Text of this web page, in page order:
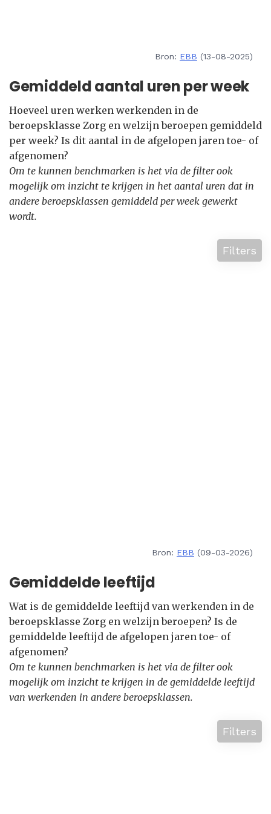
Bron: EBB (13-08-2025)
Gemiddeld aantal uren per week
Hoeveel uren werken werkenden in de
beroepsklasse Zorg en welzijn beroepen gemiddeld
per week? Is dit aantal in de afgelopen jaren toe- of
afgenomen?
Om te kunnen benchmarken is het via de filter ook
mogelijk om inzicht te krijgen in het aantal uren dat in
andere beroepsklassen gemiddeld per week gewerkt
wordt.
Filters
Bron: EBB (09-03-2026)
Gemiddelde leeftijd
Wat is de gemiddelde leeftijd van werkenden in de
beroepsklasse Zorg en welzijn beroepen? Is de
gemiddelde leeftijd de afgelopen jaren toe- of
afgenomen?
Om te kunnen benchmarken is het via de filter ook
mogelijk om inzicht te krijgen in de gemiddelde leeftijd
van werkenden in andere beroepsklassen.
Filters